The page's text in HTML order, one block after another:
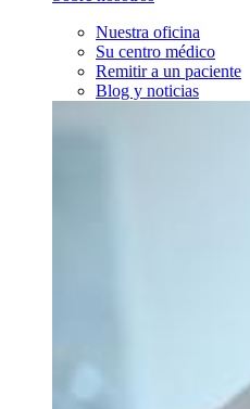
Nuestra oficina
Su centro médico
Remitir a un paciente
Blog y noticias